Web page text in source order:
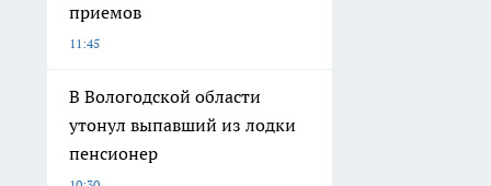
приемов
11:45
В Вологодской области
утонул выпавший из лодки
пенсионер